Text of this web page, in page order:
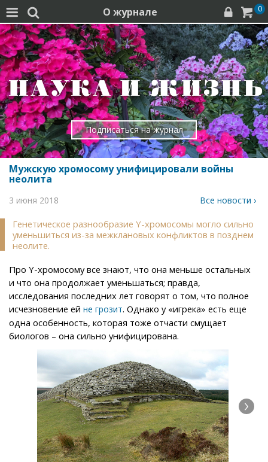
  О журнале   0
Подписаться на журнал
Мужскую хромосому унифицировали войны
неолита
3 июня 2018 Все новости ›
Генетическое разнообразие Y-хромосомы могло сильно
уменьшиться из-за межклановых конфликтов в позднем
неолите.
Про Y-хромосому все знают, что она меньше остальных
и что она продолжает уменьшаться; правда,
исследования последних лет говорят о том, что полное
исчезновение ей не грозит. Однако у «игрека» есть еще
одна особенность, которая тоже отчасти смущает
биологов – она сильно унифицирована.